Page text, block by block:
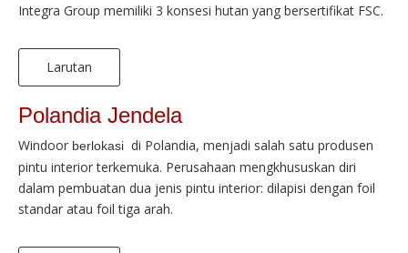
Integra Group memiliki 3 konsesi hutan yang bersertifikat FSC.
Larutan
Polandia Jendela
Windoor berlokasi di Polandia, menjadi salah satu produsen
pintu interior terkemuka. Perusahaan mengkhususkan diri
dalam pembuatan dua jenis pintu interior: dilapisi dengan foil
standar atau foil tiga arah.